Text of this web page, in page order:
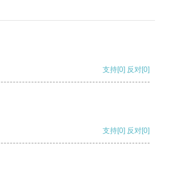
支持[0] 反对[0]
支持[0] 反对[0]